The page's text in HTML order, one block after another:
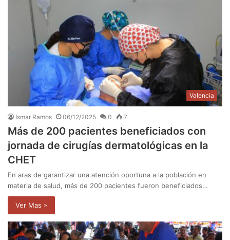
Valencia
Ismar Ramos 06/12/2025 0 7
Más de 200 pacientes beneficiados con
jornada de cirugías dermatológicas en la
CHET
En aras de garantizar una atención oportuna a la población en
materia de salud, más de 200 pacientes fueron beneficiados…
Ver Mas »